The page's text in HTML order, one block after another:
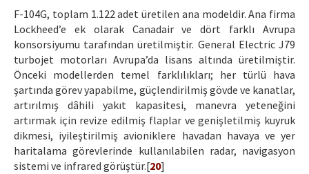
F-104G, toplam 1.122 adet üretilen ana modeldir. Ana firma
Lockheed’e ek olarak Canadair ve dört farklı Avrupa
konsorsiyumu tarafından üretilmiştir. General Electric J79
turbojet motorları Avrupa’da lisans altında üretilmiştir.
Önceki modellerden temel farklılıkları; her türlü hava
şartında görev yapabilme, güçlendirilmiş gövde ve kanatlar,
artırılmış dâhili yakıt kapasitesi, manevra yeteneğini
artırmak için revize edilmiş flaplar ve genişletilmiş kuyruk
dikmesi, iyileştirilmiş avioniklere havadan havaya ve yer
haritalama görevlerinde kullanılabilen radar, navigasyon
sistemi ve infrared görüştür.[20]